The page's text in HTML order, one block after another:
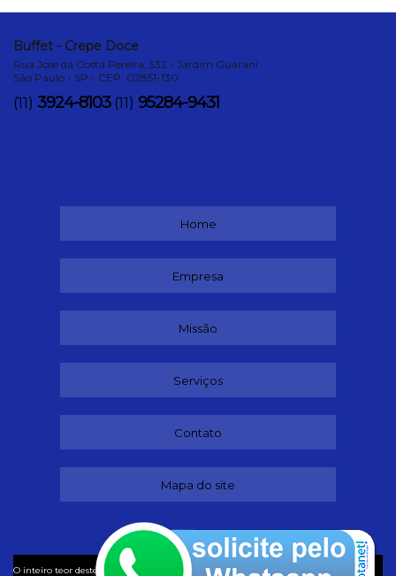
Buffet - Crepe Doce
Rua José da Costa Pereira, 532 - Jardim Guarani
São Paulo - SP - CEP: 02851-130
(11) 3924-8103 (11) 95284-9431
Home
Empresa
Missão
Serviços
Contato
Mapa do site
O inteiro teor deste site está sujeito à proteção de direitos autorais. Copyright